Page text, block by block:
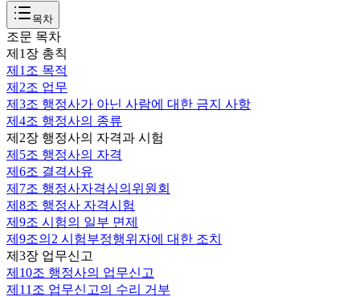
목차
조문 목차
제1장 총칙
제1조 목적
제2조 업무
제3조 행정사가 아닌 사람에 대한 금지 사항
제4조 행정사의 종류
제2장 행정사의 자격과 시험
제5조 행정사의 자격
제6조 결격사유
제7조 행정사자격심의위원회
제8조 행정사 자격시험
제9조 시험의 일부 면제
제9조의2 시험부정행위자에 대한 조치
제3장 업무신고
제10조 행정사의 업무신고
제11조 업무신고의 수리 거부